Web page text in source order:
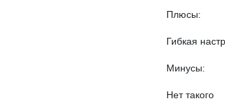
Плюсы:
Гибкая
Минусы:
Нет такого